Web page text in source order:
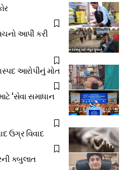
આપી કરી
આરોપીનું મોત
‘સેવા સમાધાન
ઉગ્ર વિવાદ
કબુલાત